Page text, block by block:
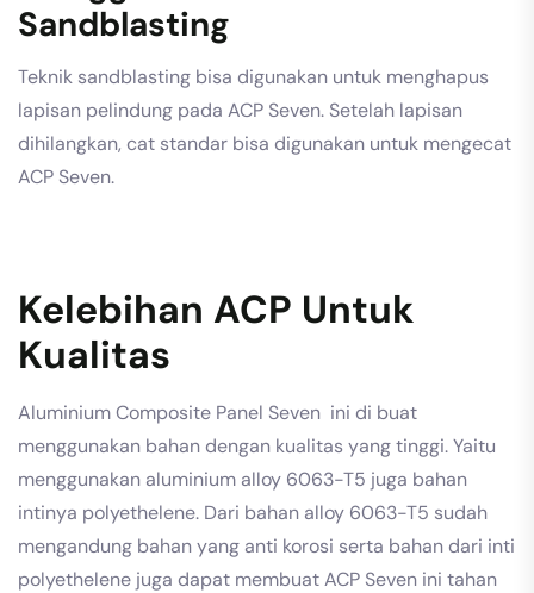
Sandblasting
Teknik sandblasting bisa digunakan untuk menghapus
lapisan pelindung pada ACP Seven. Setelah lapisan
dihilangkan, cat standar bisa digunakan untuk mengecat
ACP Seven.
Kelebihan ACP Untuk
Kualitas
Aluminium Composite Panel Seven ini di buat
menggunakan bahan dengan kualitas yang tinggi. Yaitu
menggunakan aluminium alloy 6063-T5 juga bahan
intinya polyethelene. Dari bahan alloy 6063-T5 sudah
mengandung bahan yang anti korosi serta bahan dari inti
polyethelene juga dapat membuat ACP Seven ini tahan